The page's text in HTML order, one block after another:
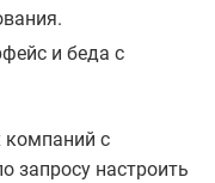
и беда с
компаний с
запросу настроить